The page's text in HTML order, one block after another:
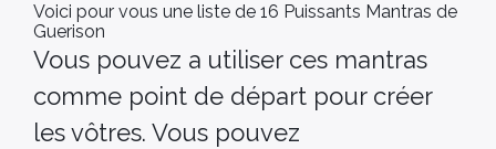
Voici pour vous une liste de 16 Puissants Mantras de
Guerison
Vous pouvez a utiliser ces mantras
comme point de départ pour créer
les vôtres. Vous pouvez